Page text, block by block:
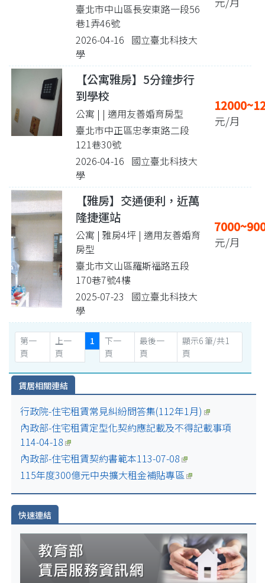
臺北市中山區長安東路一段56
巷1弄46號
2026-04-16 國立臺北科技大
學
【公寓雅房】5分鐘步行
到學校
公寓 | | 適用友善婚育房型
臺北市中正區忠孝東路二段
121巷30號
2026-04-16 國立臺北科技大
學
元/月
【雅房】交通便利，近萬
隆捷運站
公寓 | 雅房4坪 | 適用友善婚育
房型
臺北市文山區羅斯福路五段
170巷7號4樓
2025-07-23 國立臺北科技大
學
元/月
第一
頁
上一
頁
1
下一
頁
最後一
頁
顯示6 筆/共1
頁
賃居相關連結
行政院-住宅租賃常見糾紛問答集(112年1月)
內政部-住宅租賃定型化契約應記載及不得記載事項
114-04-18
內政部-住宅租賃契約書範本113-07-08
115年度300億元中央擴大租金補貼專區
快速連結